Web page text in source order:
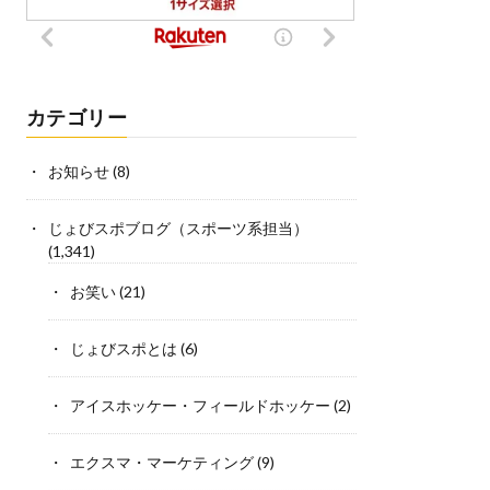
カテゴリー
お知らせ(8)
じょびスポブログ（スポーツ系担当）
(1,341)
お笑い(21)
じょびスポとは (6)
アイスホッケー・フィールドホッケー (2)
エクスマ・マーケティング(9)